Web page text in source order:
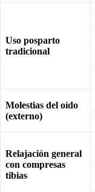
Uso posparto
tradicional
Molestias del oído
(externo)
Relajación general
con compresas
tibias